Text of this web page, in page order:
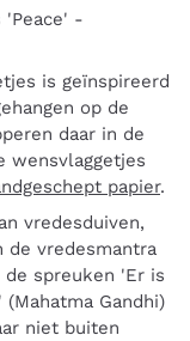
'Peace' -
is geïnspireerd
op de
daar in de
wensvlaggetjes
papier.
vredesduiven,
de vredesmantra
de spreuken 'Er is
Gandhi)
niet buiten